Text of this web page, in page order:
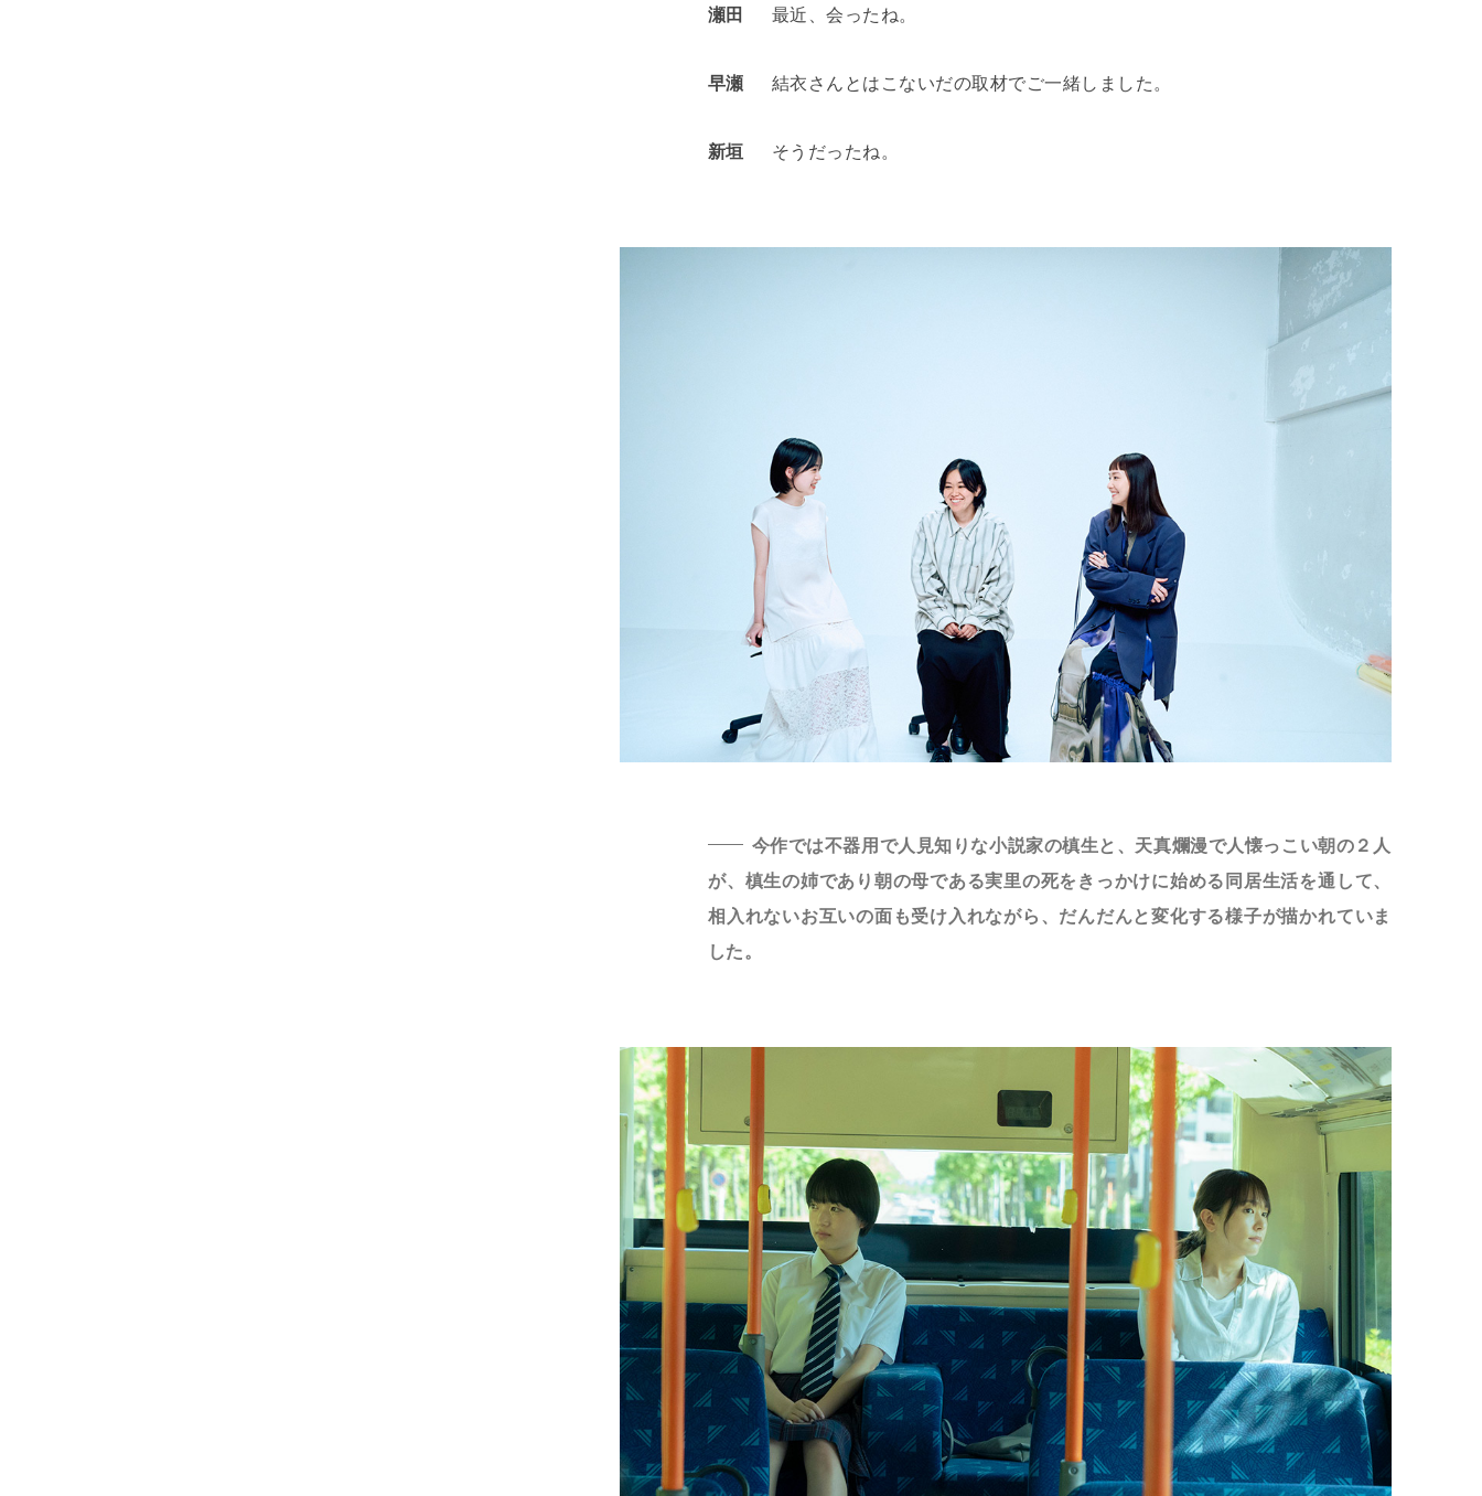
瀬田 最近、会ったね。
早瀬 結衣さんとはこないだの取材でご一緒しました。
新垣 そうだったね。
今作では不器用で人見知りな小説家の槙生と、天真爛漫で人懐っこい朝の２人
が、槙生の姉であり朝の母である実里の死をきっかけに始める同居生活を通して、
相入れないお互いの面も受け入れながら、だんだんと変化する様子が描かれていま
した。